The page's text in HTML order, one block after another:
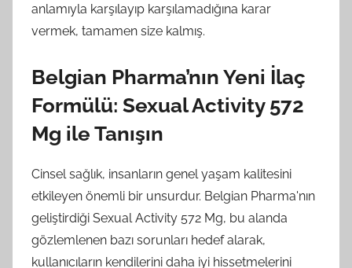
anlamıyla karşılayıp karşılamadığına karar
vermek, tamamen size kalmış.
Belgian Pharma’nın Yeni İlaç
Formülü: Sexual Activity 572
Mg ile Tanışın
Cinsel sağlık, insanların genel yaşam kalitesini
etkileyen önemli bir unsurdur. Belgian Pharma'nın
geliştirdiği Sexual Activity 572 Mg, bu alanda
gözlemlenen bazı sorunları hedef alarak,
kullanıcıların kendilerini daha iyi hissetmelerini